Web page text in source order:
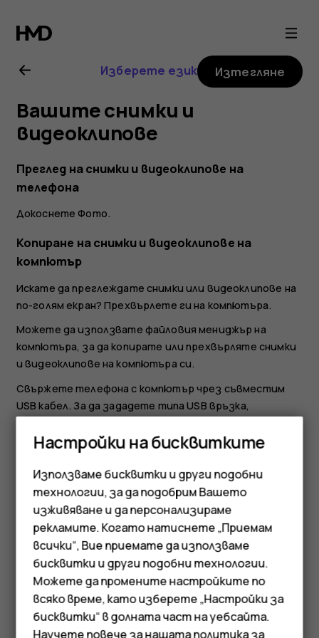
Ръководство
на
потребителя
за
Nokia
G21
Смартфони
Мобилни телефони
Аксесоари
Изберете език Изтегляне
Вашите снимки и
видеоклипове
Преглед на снимки и видеоклипове на
телефона
ДокоснетеФото.
Копиране на снимки и видеоклипове на
компютър
Искате да преглеждате снимки или видеоклипове на
по-голям екран? Прехвърлете ги на компютъра.
Можете да използвате файловия мениджър на
компютъра, за да копирате или прехвърляте снимки
и видеоклипове на компютъра си.
Свържете телефона с компютър чрез съвместим
USB кабел. За да зададете типа USB връзка,
известието за USB.
Споделяне на снимки и видеоклипове
ДокоснетеФото, докоснете снимката, която
искате да споделите, и след товаshare
Изберете желания начин на споделяне на
снимката или видеоклипа.
Настройки на бисквитките
Използваме бисквитки и други подобни
технологии, за да подобрим Вашето
изживяване и да персонализираме
рекламите. Когато натиснете „Приемам
всички“, Вие приемате да използваме
бисквитки и други подобни технологии.
Можете да промените настройките по
всяко време, като изберете „Настройки за
бисквитки“ в долната част на уебсайта.
Научете повече за нашатаполитика за